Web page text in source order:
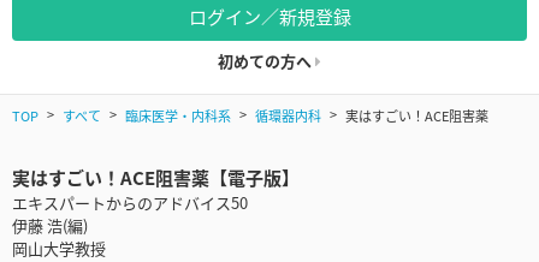
ログイン／新規登録
初めての方へ
TOP すべて 臨床医学・内科系 循環器内科 実はすごい！ACE阻害薬
実はすごい！ACE阻害薬【電子版】
エキスパートからのアドバイス50
伊藤 浩(編)
岡山大学教授